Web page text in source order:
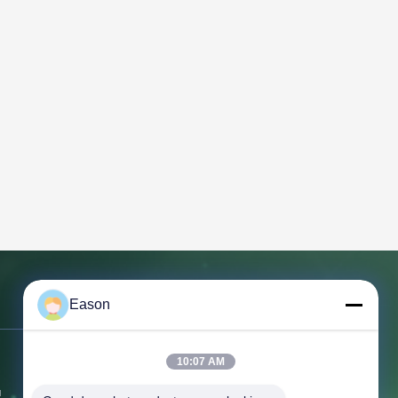
Свяжитесь мы
Третий этаж, здание БК, No
Eason
10:07 AM